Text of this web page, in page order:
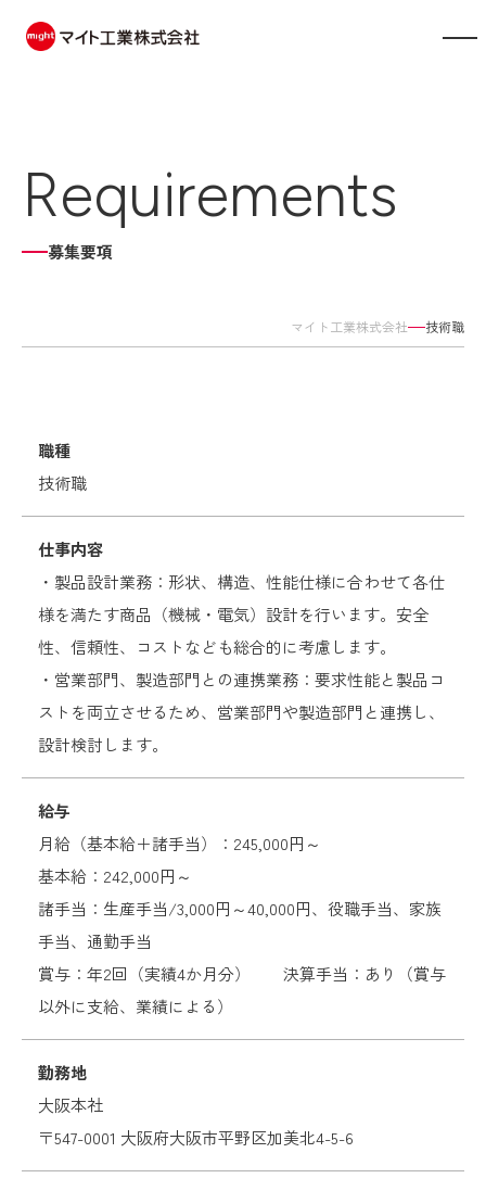
会社案内
事業内容
お知らせ
採用エントリー
Requirements
募集要項
マイト工業株式会社 技術職
職種
技術職
仕事内容
・製品設計業務：形状、構造、性能仕様に合わせて各仕
様を満たす商品（機械・電気）設計を行います。安全
性、信頼性、コストなども総合的に考慮します。
・営業部門、製造部門との連携業務：要求性能と製品コ
ストを両立させるため、営業部門や製造部門と連携し、
設計検討します。
給与
月給（基本給＋諸手当）：245,000円～
基本給：242,000円～
諸手当：生産手当/3,000円～40,000円、役職手当、家族
手当、通勤手当
賞与：年2回（実績4か月分） 決算手当：あり（賞与
以外に支給、業績による）
勤務地
大阪本社
〒547-0001 大阪府大阪市平野区加美北4-5-6